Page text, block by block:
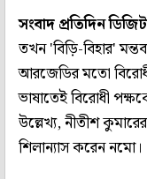
সংবাদ প্রতিদিন
তখন 'বিড়ি-বিহার'
আরজেডির মতো
ভাষাতেই বিরোধী
উল্লেখ্য, নীতীশ
শিলান্যাস করেন নমো।